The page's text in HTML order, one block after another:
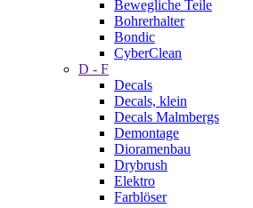
Bewegliche Teile
Bohrerhalter
Bondic
CyberClean
D - F
Decals
Decals, klein
Decals Malmbergs
Demontage
Dioramenbau
Drybrush
Elektro
Farblöser